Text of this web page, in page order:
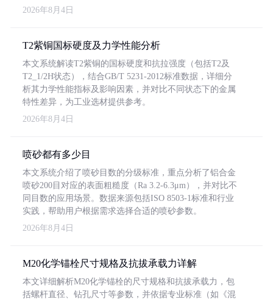
2026年8月4日
T2紫铜国标硬度及力学性能分析
本文系统解读T2紫铜的国标硬度和抗拉强度（包括T2及
T2_1/2H状态），结合GB/T 5231-2012标准数据，详细分
析其力学性能指标及影响因素，并对比不同状态下的金属
特性差异，为工业选材提供参考。
2026年8月4日
喷砂都有多少目
本文系统介绍了喷砂目数的分级标准，重点分析了铝合金
喷砂200目对应的表面粗糙度（Ra 3.2-6.3μm），并对比不
同目数的应用场景。数据来源包括ISO 8503-1标准和行业
实践，帮助用户根据需求选择合适的喷砂参数。
2026年8月4日
M20化学锚栓尺寸规格及抗拔承载力详解
本文详细解析M20化学锚栓的尺寸规格和抗拔承载力，包
括螺杆直径、钻孔尺寸等参数，并依据专业标准（如《混